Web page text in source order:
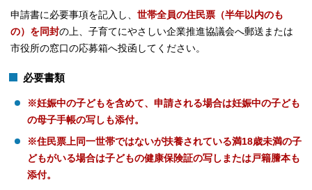
申請書に必要事項を記入し、 世帯全員の住民票（半年以内のも
の）を同封の上、子育てにやさしい企業推進協議会へ郵送または
市役所の窓口の応募箱へ投函してください。
必要書類
※妊娠中の子どもを含めて、申請される場合は妊娠中の子ども
の母子手帳の写しも添付。
※住民票上同一世帯ではないが扶養されている満18歳未満の子
どもがいる場合は子どもの健康保険証の写しまたは戸籍謄本も
添付。